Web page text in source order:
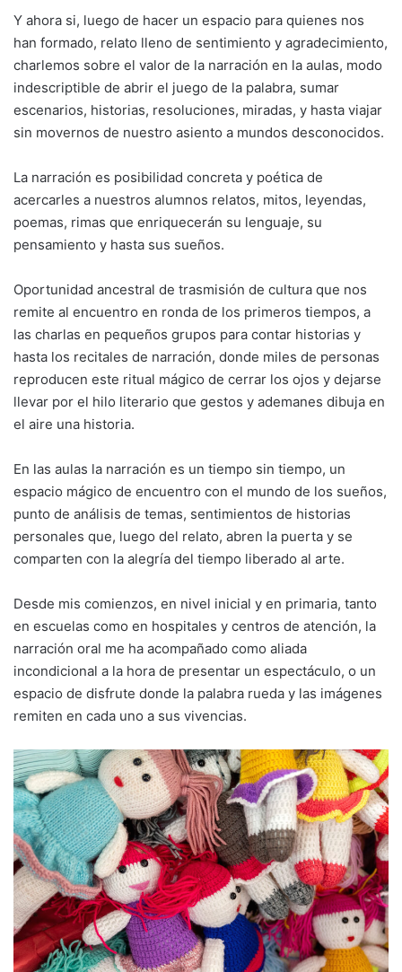
Y ahora si, luego de hacer un espacio para quienes nos
han formado, relato lleno de sentimiento y agradecimiento,
charlemos sobre el valor de la narración en la aulas, modo
indescriptible de abrir el juego de la palabra, sumar
escenarios, historias, resoluciones, miradas, y hasta viajar
sin movernos de nuestro asiento a mundos desconocidos.
La narración es posibilidad concreta y poética de
acercarles a nuestros alumnos relatos, mitos, leyendas,
poemas, rimas que enriquecerán su lenguaje, su
pensamiento y hasta sus sueños.
Oportunidad ancestral de trasmisión de cultura que nos
remite al encuentro en ronda de los primeros tiempos, a
las charlas en pequeños grupos para contar historias y
hasta los recitales de narración, donde miles de personas
reproducen este ritual mágico de cerrar los ojos y dejarse
llevar por el hilo literario que gestos y ademanes dibuja en
el aire una historia.
En las aulas la narración es un tiempo sin tiempo, un
espacio mágico de encuentro con el mundo de los sueños,
punto de análisis de temas, sentimientos de historias
personales que, luego del relato, abren la puerta y se
comparten con la alegría del tiempo liberado al arte.
Desde mis comienzos, en nivel inicial y en primaria, tanto
en escuelas como en hospitales y centros de atención, la
narración oral me ha acompañado como aliada
incondicional a la hora de presentar un espectáculo, o un
espacio de disfrute donde la palabra rueda y las imágenes
remiten en cada uno a sus vivencias.